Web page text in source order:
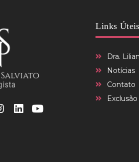
Links Úteis
Dra. Lilian
Notícias
Contato